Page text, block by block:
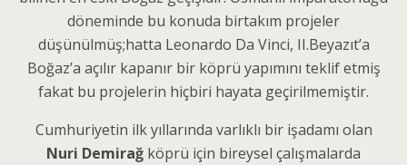
döneminde bu konuda birtakım projeler
düşünülmüş;hatta Leonardo Da Vinci, II.Beyazıt’a
Boğaz’a açılır kapanır bir köprü yapımını teklif etmiş
fakat bu projelerin hiçbiri hayata geçirilmemiştir.
Cumhuriyetin ilk yıllarında varlıklı bir işadamı olan
Nuri Demirağ köprü için bireysel çalışmalarda